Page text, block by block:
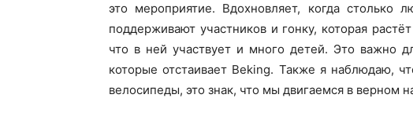
это мероприятие. Вдохновляет, когда
поддерживают участников и гонку, которая
что в ней участвует и много детей. Это важно
которые отстаивает Beking. Также я наблюдаю,
велосипеды, это знак, что мы двигаемся в верном